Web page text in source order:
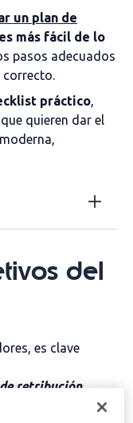
un plan de
más fácil de lo
pasos adecuados
correcto.
práctico,
quieren dar el
del
es clave
retribución